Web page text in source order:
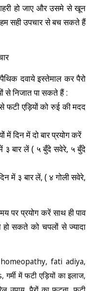
हो जाए और उसमे से खून
सही उपचार से बच सकते हैं
दवाये इस्तेमाल कर पैरो
से निजात पा सकते हैं :
एड़ियों को रुई की मदद
दिन में दो बार प्रयोग करें
बार लें ( ५ बुँदे सवेरे, ५ बुँदे
में ३ बार लें, ( ४ गोली सवेरे,
पर प्रयोग करें साथ ही पाव
सकते को चपलों से ज्यादा
,fati adiya,
,गर्मी में फटी एड़ियों का इलाज,